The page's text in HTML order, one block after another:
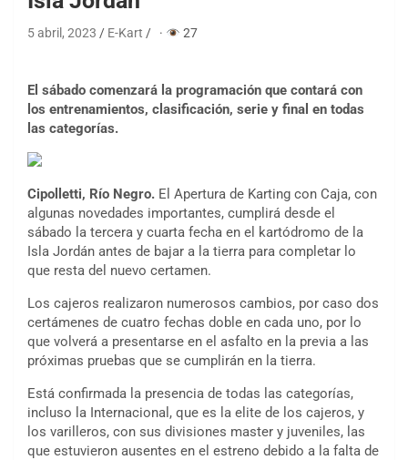
5 abril, 2023 E-Kart · 27
El sábado comenzará la programación que contará con
los entrenamientos, clasificación, serie y final en todas
las categorías.
Cipolletti, Río Negro. El Apertura de Karting con Caja, con
algunas novedades importantes, cumplirá desde el
sábado la tercera y cuarta fecha en el kartódromo de la
Isla Jordán antes de bajar a la tierra para completar lo
que resta del nuevo certamen.
Los cajeros realizaron numerosos cambios, por caso dos
certámenes de cuatro fechas doble en cada uno, por lo
que volverá a presentarse en el asfalto en la previa a las
próximas pruebas que se cumplirán en la tierra.
Está confirmada la presencia de todas las categorías,
incluso la Internacional, que es la elite de los cajeros, y
los varilleros, con sus divisiones master y juveniles, las
que estuvieron ausentes en el estreno debido a la falta de